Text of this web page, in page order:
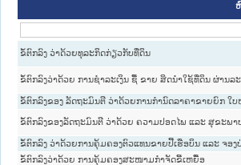
ຂໍ້ຕົກລົງ ວ່າດ້ວຍທຸລະກິດກ່ຽວກັບທີ່ດິນ
ຂໍ້ຕົກລົງວ່າດ້ວຍ ການຊຳລະເງິນ ຊື້ ຂາຍ ສິດນຳໃຊ້ທີ່ດິນ ຜ່ານລ
ຂໍ້ຕົກລົງຂອງ ລັດຖະມົນຕີ ວ່າດ້ວຍການກຳນົດລາຄາຂາຍຍົກ ໃ
ຂໍ້ຕົກລົງຂອງລັດຖະມົນຕີ ວ່າດ້ວຍ ຄວາມປອດໄພ ແລະ ສຸຂະພາ
ຂໍ້ຕົກລົງ ວ່າດ້ວຍການຄຸ້ມຄອງຕົວແທນຂາຍປີ້ເຮືອບິນ ແລະ ຈອງ
ຂໍ້ຕົກລົງວ່າດ້ວຍ ການຄຸ້ມຄອງສະໜາມກຳຈັດຂີ້ເຫຍື້ອ